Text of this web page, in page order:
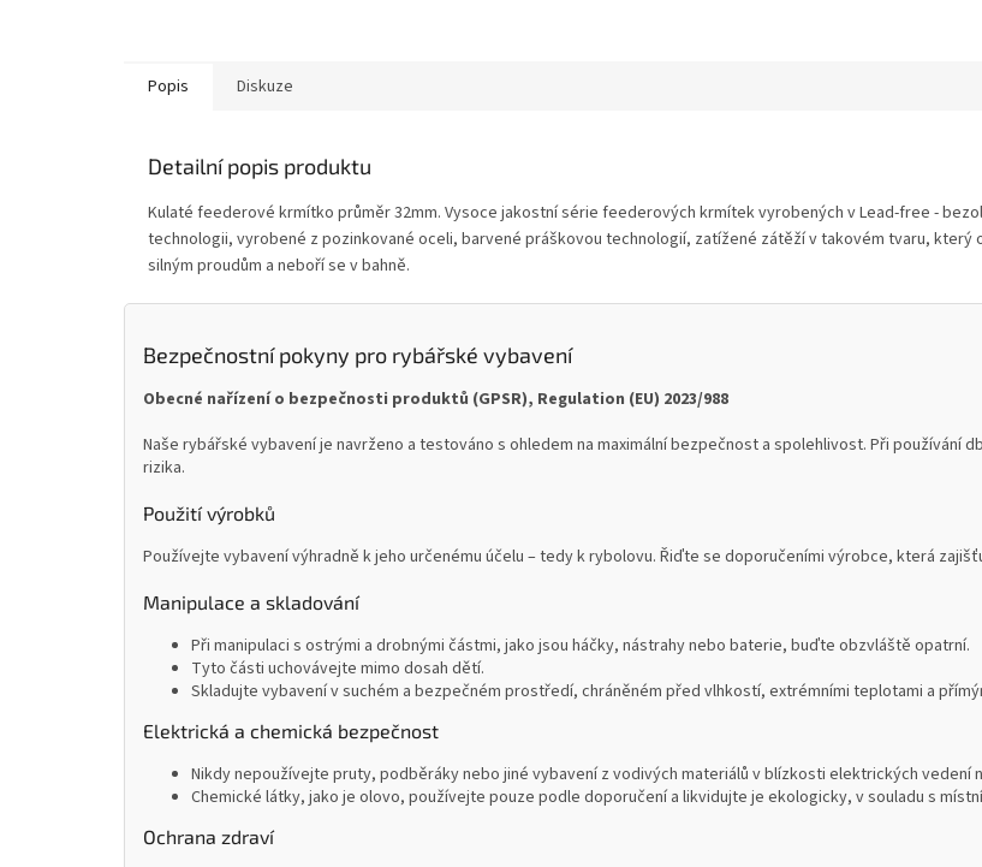
Popis Diskuze
Detailní popis produktu
Kulaté feederové krmítko průměr 32mm. Vysoce jakostní série feederových krmítek vyrobených v Lead-free -
technologii, vyrobené z pozinkované oceli, barvené práškovou technologií, zatížené zátěží v takovém tvaru, který
silným proudům a neboří se v bahně.
Bezpečnostní pokyny pro rybářské vybavení
Obecné nařízení o bezpečnosti produktů (GPSR), Regulation (EU) 2023/988
Naše rybářské vybavení je navrženo a testováno s ohledem na maximální bezpečnost a spolehlivost. Při používání
rizika.
Použití výrobků
Používejte vybavení výhradně k jeho určenému účelu – tedy k rybolovu. Řiďte se doporučeními výrobce, která
Manipulace a skladování
Při manipulaci s ostrými a drobnými částmi, jako jsou háčky, nástrahy nebo baterie, buďte obzvláště opatrní.
Tyto části uchovávejte mimo dosah dětí.
Skladujte vybavení v suchém a bezpečném prostředí, chráněném před vlhkostí, extrémními teplotami a
Elektrická a chemická bezpečnost
Nikdy nepoužívejte pruty, podběráky nebo jiné vybavení z vodivých materiálů v blízkosti elektrických vedení
Chemické látky, jako je olovo, používejte pouze podle doporučení a likvidujte je ekologicky, v souladu s
Ochrana zdraví